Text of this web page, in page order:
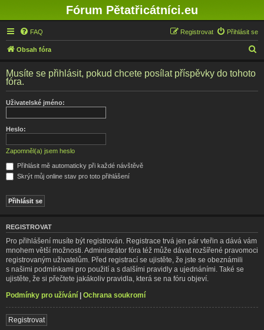
Fórum Pětatřicátníci.eu
FAQ Přihlásit se
Registrovat
Obsah fóra
d
Musíte se přihlásit, pokud chcete posílat příspěvky do tohoto
fóra.
Uživatelské jméno:
Heslo:
Zapomněl(a) jsem heslo
Přihlásit mě automaticky při každé návštěvě
Skrýt můj online stav pro toto přihlášení
REGISTROVAT
Pro přihlášení musíte být registrován. Registrace trvá jen pár vteřin a dává vám
mnohem větší možnosti. Administrátor fóra též může dávat rozšířené pravomoci
registrovaným uživatelům. Před registrací se ujistěte, že jste se obeznámili
s našimi podmínkami pro použití a s dalšími pravidly a ujednáními. Také se
ujistěte, že si přečtete jakákoliv pravidla, která se na fóru objeví.
Podmínky pro užívání | Ochrana soukromí
Registrovat